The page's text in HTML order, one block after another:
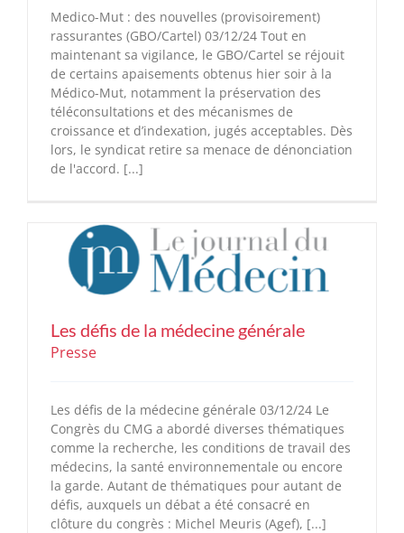
Medico-Mut : des nouvelles (provisoirement)
rassurantes (GBO/Cartel) 03/12/24 Tout en
maintenant sa vigilance, le GBO/Cartel se réjouit
de certains apaisements obtenus hier soir à la
Médico-Mut, notamment la préservation des
téléconsultations et des mécanismes de
croissance et d’indexation, jugés acceptables. Dès
lors, le syndicat retire sa menace de dénonciation
de l'accord. [...]
Les défis de la médecine générale
Presse
Les défis de la médecine générale 03/12/24 Le
Congrès du CMG a abordé diverses thématiques
comme la recherche, les conditions de travail des
médecins, la santé environnementale ou encore
la garde. Autant de thématiques pour autant de
défis, auxquels un débat a été consacré en
clôture du congrès : Michel Meuris (Agef), [...]